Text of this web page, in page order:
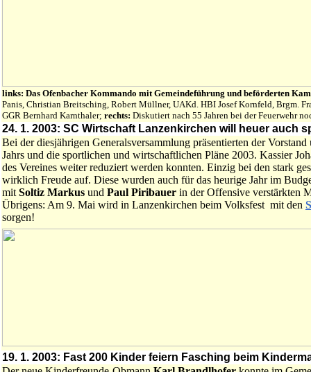
links: Das Ofenbacher Kommando mit Gemeindeführung und beförderten
Panis, Christian Breitsching, Robert Müllner, UAKd. HBI Josef Kornfeld, Brgm.
GGR Bernhard Karnthaler; rechts: Diskutiert nach 55 Jahren bei der Feuerwehr
24. 1. 2003: SC Wirtschaft Lanzenkirchen will heuer auch
Bei der diesjährigen Generalsversammlung präsentierten der
Jahrs und die sportlichen und wirtschaftlichen Pläne 2003. Kassier
des Vereines weiter reduziert werden konnten. Einzig bei den stark
wirklich Freude auf. Diese wurden auch für das heurige Jahr im
mit Soltiz Markus und Paul Piribauer in der Offensive verstärkten
Übrigens: Am 9. Mai wird in Lanzenkirchen beim Volksfest mit den
sorgen!
19. 1. 2003: Fast 200 Kinder feiern Fasching beim